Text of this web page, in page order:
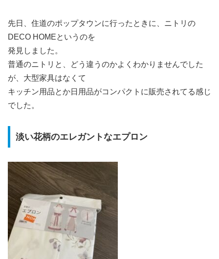
先日、住道のポップタウンに行ったときに、ニトリの
DECO HOMEというのを
発見しました。
普通のニトリと、どう違うのかよくわかりませんでした
が、大型家具はなくて
キッチン用品とか日用品がコンパクトに販売されてる感じ
でした。
淡い花柄のエレガントなエプロン